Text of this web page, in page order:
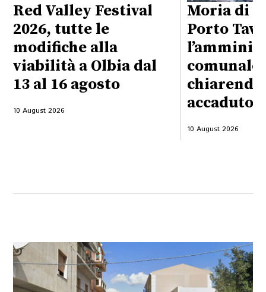
Red Valley Festival
2026, tutte le
modifiche alla
viabilità a Olbia dal
13 al 16 agosto
10 August 2026
Moria di
Porto
accaduto
10 August 2026